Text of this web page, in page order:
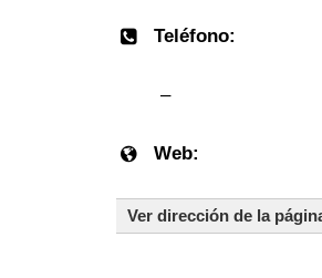
Teléfono:
–
Web:
Ver dirección de la